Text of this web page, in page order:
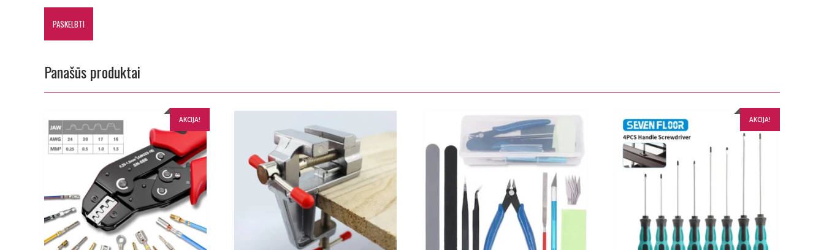
Panašūs produktai
AKCIJA! AKCIJA!